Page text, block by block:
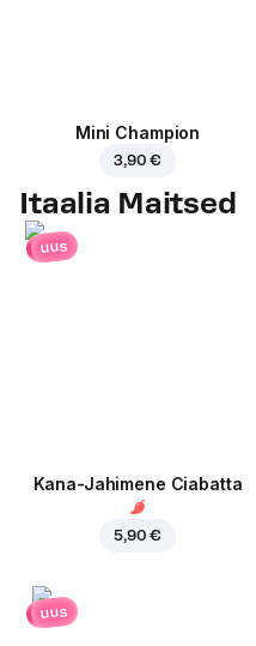
Mini Champion
3,90 €
Itaalia Maitsed
uus
Kana-Jahimene Ciabatta
5,90 €
uus